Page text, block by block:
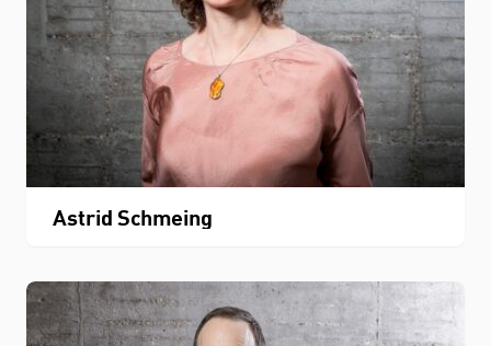
Astrid Schmeing